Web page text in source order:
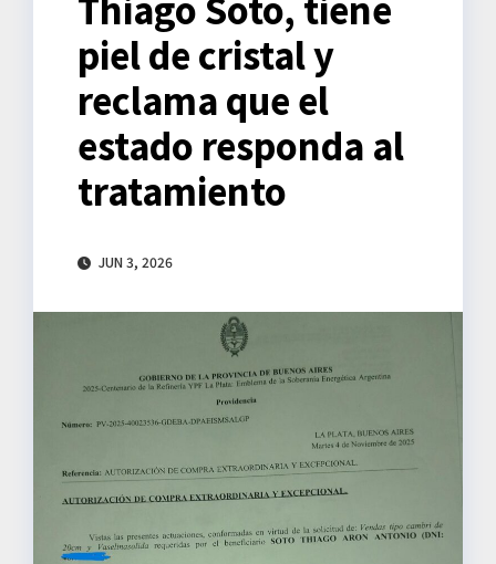
piel de cristal y
reclama que el
estado responda al
tratamiento
JUN 3, 2026